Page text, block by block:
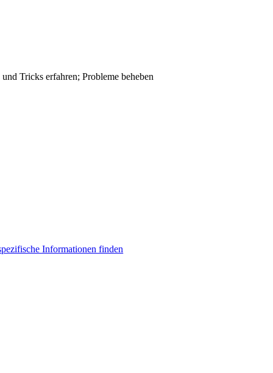
Tricks erfahren; Probleme beheben
Informationen finden